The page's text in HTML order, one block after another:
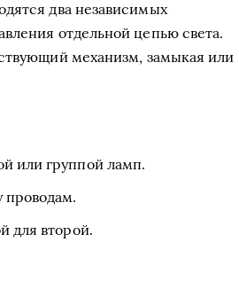
два независимых
отдельной цепью света.
механизм, замыкая или
или группой ламп.
проводам.
для второй.